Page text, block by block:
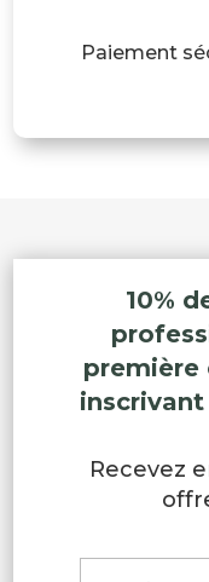
Paiement
10%
première
Recevez